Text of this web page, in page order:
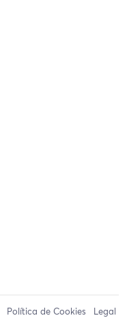
Política de Cookies Legal